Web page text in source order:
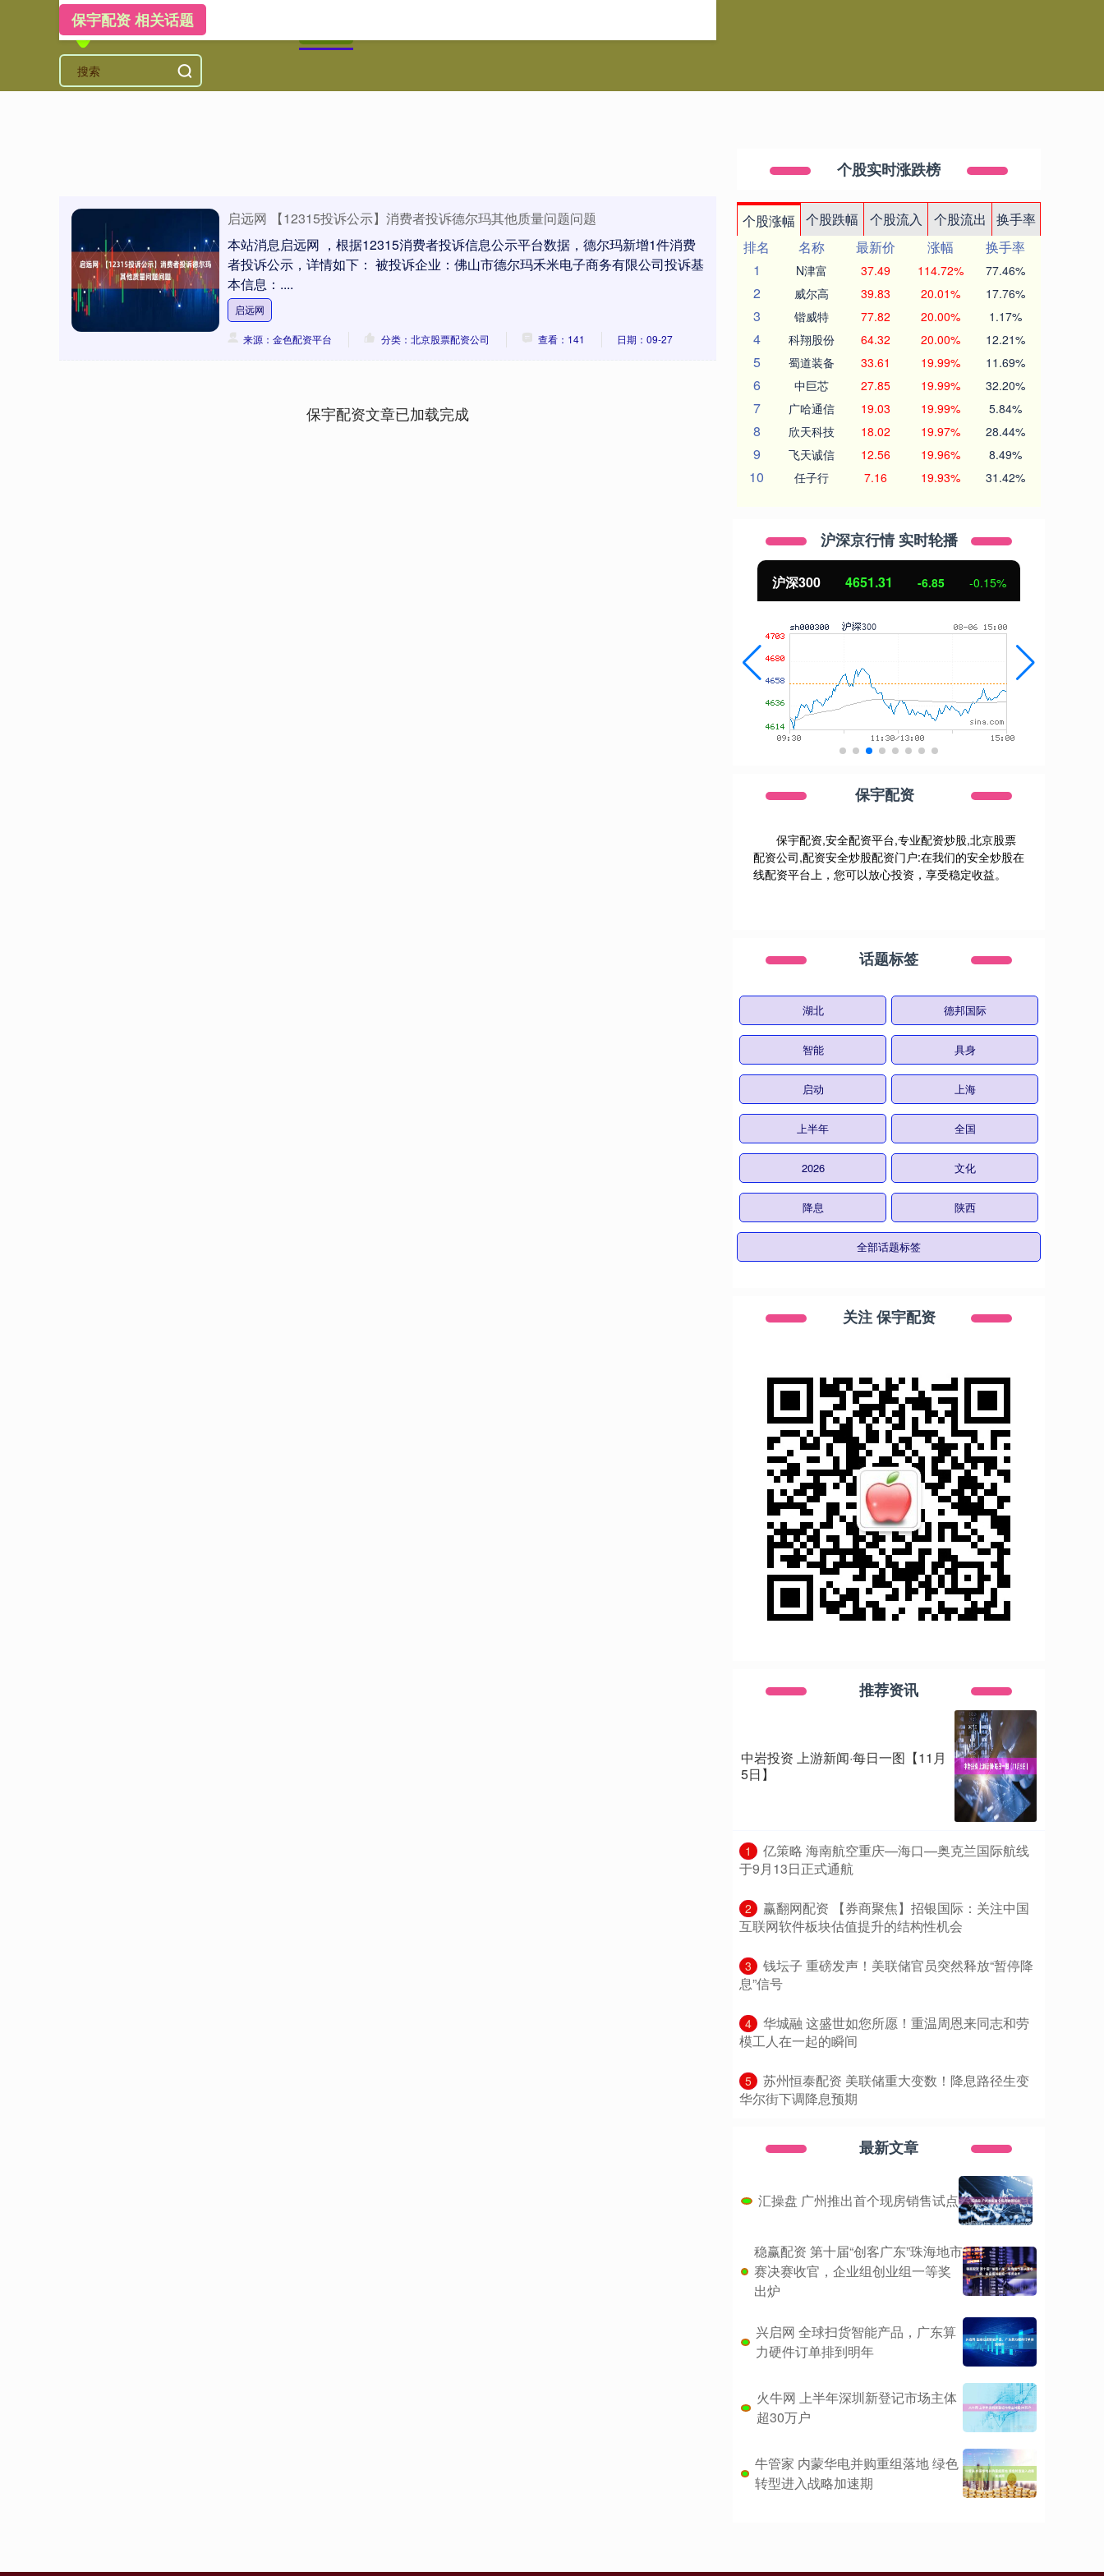
保宇配资 相关话题
启远网 【12315投诉公示】消费者投诉德尔玛其他质量问题问题
本站消息启远网 ，根据12315消费者投诉信息公示平台数据，德尔玛新增1件消费
者投诉公示，详情如下： 被投诉企业：佛山市德尔玛禾米电子商务有限公司投诉基
本信息：....
启远网
来源：金色配资平台 分类：北京股票配资公司 查看：141 日期：09-27
保宇配资文章已加载完成
个股实时涨跌榜
个股涨幅 个股跌幅 个股流入 个股流出
换手率
排名
名称 最新价 涨幅
换手率
1
N津富 37.49 114.72% 77.46%
2 威尔高 39.83 20.01% 17.76%
3 锴威特 77.82 20.00% 1.17%
4 科翔股份 64.32 20.00% 12.21%
5 蜀道装备 33.61 19.99% 11.69%
6 中巨芯 27.85 19.99% 32.20%
7 广哈通信 19.03 19.99% 5.84%
8 欣天科技 18.02 19.97% 28.44%
9 飞天诚信 12.56 19.96% 8.49%
10 任子行 7.16 19.93% 31.42%
沪深京行情 实时轮播
沪深300 4651.31 -6.85 -0.15%
保宇配资
保宇配资,安全配资平台,专业配资炒股,北京股票
配资公司,配资安全炒股配资门户:在我们的安全炒股在
线配资平台上，您可以放心投资，享受稳定收益。
话题标签
湖北 德邦国际
智能 具身
启动 上海
上半年 全国
2026 文化
降息 陕西
全部话题标签
关注 保宇配资
推荐资讯
中岩投资 上游新闻·每日一图【11月
5日】
1
​亿策略 海南航空重庆—海口—奥克兰国际航线
于9月13日正式通航
2
​赢翻网配资 【券商聚焦】招银国际：关注中国
互联网软件板块估值提升的结构性机会
3
​钱坛子 重磅发声！美联储官员突然释放“暂停降
息”信号
4
​华城融 这盛世如您所愿！重温周恩来同志和劳
模工人在一起的瞬间
5
​苏州恒泰配资 美联储重大变数！降息路径生变
华尔街下调降息预期
最新文章
汇操盘 广州推出首个现房销售试点
稳赢配资 第十届“创客广东”珠海地市
赛决赛收官，企业组创业组一等奖
出炉
兴启网 全球扫货智能产品，广东算
力硬件订单排到明年
火牛网 上半年深圳新登记市场主体
超30万户
牛管家 内蒙华电并购重组落地 绿色
转型进入战略加速期